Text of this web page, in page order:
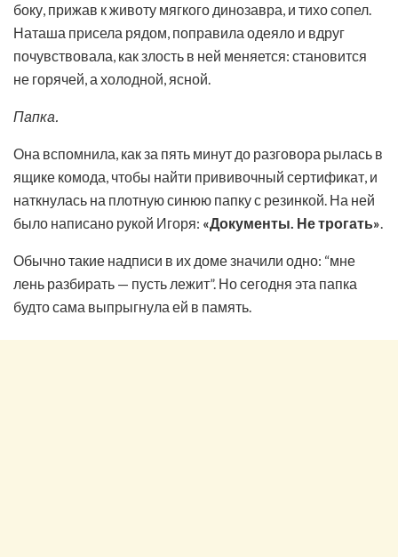
боку, прижав к животу мягкого динозавра, и тихо сопел.
Наташа присела рядом, поправила одеяло и вдруг
почувствовала, как злость в ней меняется: становится
не горячей, а холодной, ясной.
Папка.
Она вспомнила, как за пять минут до разговора рылась в
ящике комода, чтобы найти прививочный сертификат, и
наткнулась на плотную синюю папку с резинкой. На ней
было написано рукой Игоря: «Документы. Не трогать».
Обычно такие надписи в их доме значили одно: “мне
лень разбирать — пусть лежит”. Но сегодня эта папка
будто сама выпрыгнула ей в память.